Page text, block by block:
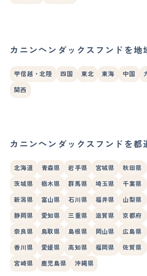
カニンヘンダックスフンドを地
甲信越・北陸 四国 東北 東海 中国
関西
カニンヘンダックスフンドを都
北海道 青森県 岩手県 宮城県 秋田県
茨城県 栃木県 群馬県 埼玉県 千葉県
新潟県 富山県 石川県 福井県 山梨県
静岡県 愛知県 三重県 滋賀県 京都府
奈良県 鳥取県 島根県 岡山県 広島県
香川県 愛媛県 高知県 福岡県 佐賀県
宮崎県 鹿児島県 沖縄県